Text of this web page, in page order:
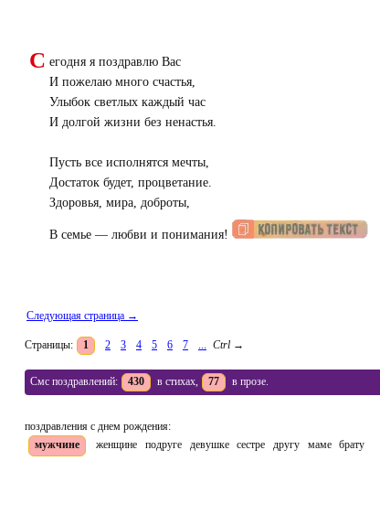
С егодня я поздравлю Вас
И пожелаю много счастья,
Улыбок светлых каждый час
И долгой жизни без ненастья.
Пусть все исполнятся мечты,
Достаток будет, процветание.
Здоровья, мира, доброты,
В семье — любви и понимания!
Следующая страница →
Страницы: 1 2 3 4 5 6 7 ... Ctrl →
Смс поздравлений: 430 в стихах, 77 в прозе.
поздравления с днем рождения:
мужчине
женщине подруге девушке сестре другу маме брату